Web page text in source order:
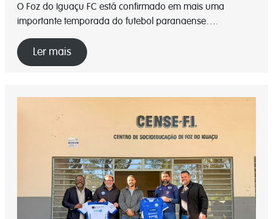
O Foz do Iguaçu FC está confirmado em mais uma
importante temporada do futebol paranaense….
Ler mais